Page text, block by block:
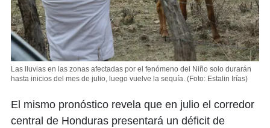
Las lluvias en las zonas afectadas por el fenómeno del Niño solo durarán
hasta inicios del mes de julio, luego vuelve la sequía. (Foto: Estalin Irías)
El mismo pronóstico revela que en julio el corredor
central de Honduras presentará un déficit de